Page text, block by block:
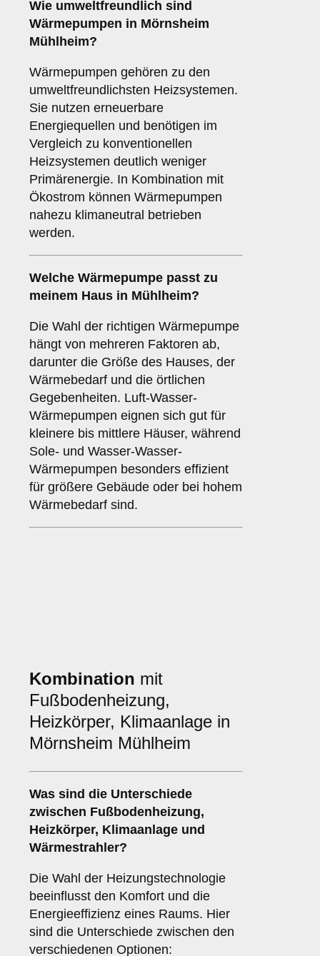
Wie umweltfreundlich sind
Wärmepumpen in Mörnsheim
Mühlheim?
Wärmepumpen gehören zu den
umweltfreundlichsten Heizsystemen.
Sie nutzen erneuerbare
Energiequellen und benötigen im
Vergleich zu konventionellen
Heizsystemen deutlich weniger
Primärenergie. In Kombination mit
Ökostrom können Wärmepumpen
nahezu klimaneutral betrieben
werden.
Welche Wärmepumpe passt zu
meinem Haus in Mühlheim?
Die Wahl der richtigen Wärmepumpe
hängt von mehreren Faktoren ab,
darunter die Größe des Hauses, der
Wärmebedarf und die örtlichen
Gegebenheiten. Luft-Wasser-
Wärmepumpen eignen sich gut für
kleinere bis mittlere Häuser, während
Sole- und Wasser-Wasser-
Wärmepumpen besonders effizient
für größere Gebäude oder bei hohem
Wärmebedarf sind.
Kombination mit
Fußbodenheizung,
Heizkörper, Klimaanlage in
Mörnsheim Mühlheim
Was sind die Unterschiede
zwischen Fußbodenheizung,
Heizkörper, Klimaanlage und
Wärmestrahler?
Die Wahl der Heizungstechnologie
beeinflusst den Komfort und die
Energieeffizienz eines Raums. Hier
sind die Unterschiede zwischen den
verschiedenen Optionen: